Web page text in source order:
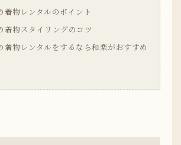
着物レンタルのポイント
着物スタイリングのコツ
着物レンタルをするなら和楽がおすすめ